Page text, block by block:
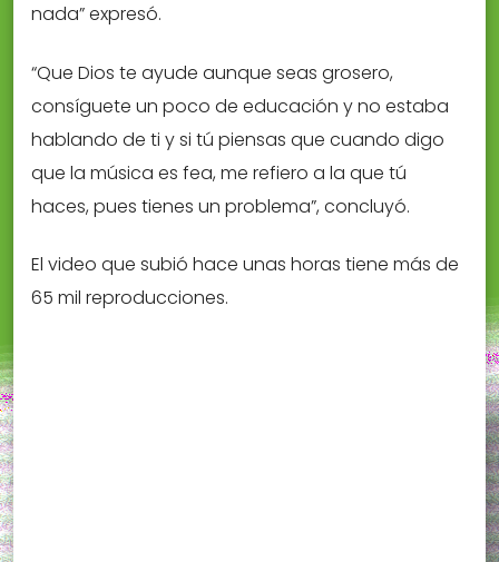
nada” expresó.
“Que Dios te ayude aunque seas grosero,
consíguete un poco de educación y no estaba
hablando de ti y si tú piensas que cuando digo
que la música es fea, me refiero a la que tú
haces, pues tienes un problema”, concluyó.
El video que subió hace unas horas tiene más de
65 mil reproducciones.